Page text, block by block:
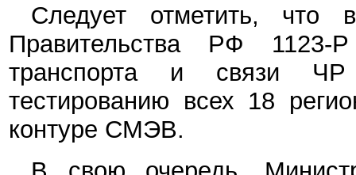
Следует отметить, что
Правительства РФ 1123-
транспорта и связи ЧР
тестированию всех 18
контуре СМЭВ.